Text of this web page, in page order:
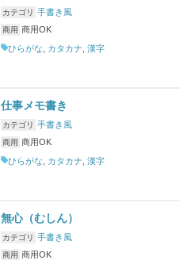
カテゴリ 手書き風
商用 商用OK
ひらがな
カタカナ 漢字
仕事メモ書き
カテゴリ 手書き風
商用 商用OK
ひらがな
カタカナ 漢字
無心（むしん）
カテゴリ 手書き風
商用 商用OK